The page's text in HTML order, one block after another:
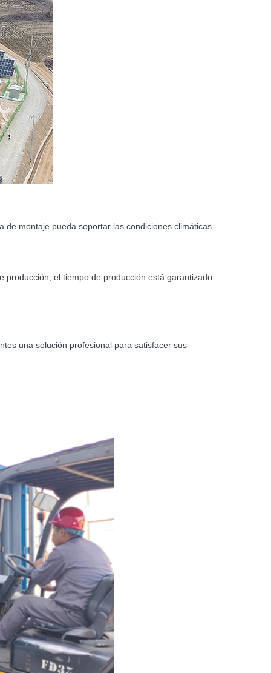
de montaje pueda soportar las condiciones climáticas
el tiempo de producción está garantizado.
una solución profesional para satisfacer sus